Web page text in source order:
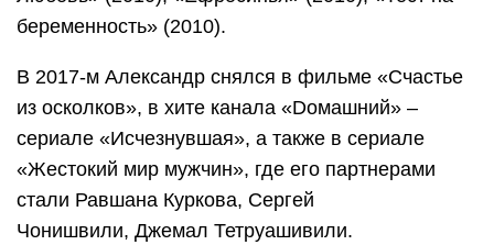
беременность» (2010).
В 2017-м Александр снялся в фильме «Счастье
из осколков», в хите канала «Dомашний» –
сериале «Исчезнувшая», а также в сериале
«Жестокий мир мужчин», где его партнерами
стали Равшана Куркова, Сергей
Чонишвили, Джемал Тетруашивили.